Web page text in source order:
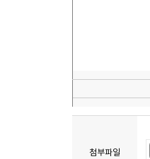
첨부파일